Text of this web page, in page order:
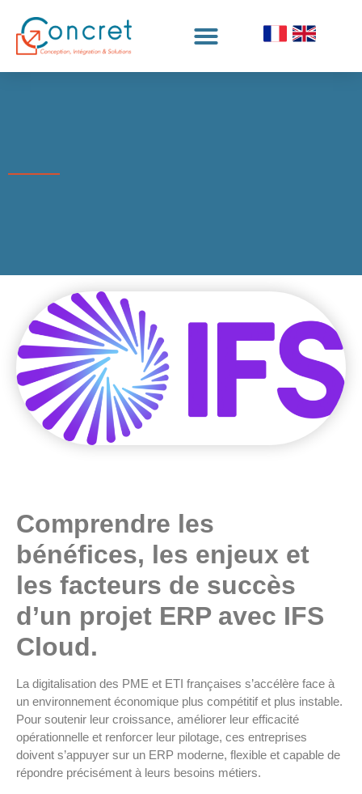
Comprendre les
bénéfices, les enjeux et
les facteurs de succès
d’un projet ERP avec IFS
Cloud.
La digitalisation des PME et ETI françaises s’accélère face à
un environnement économique plus compétitif et plus instable.
Pour soutenir leur croissance, améliorer leur efficacité
opérationnelle et renforcer leur pilotage, ces entreprises
doivent s’appuyer sur un ERP moderne, flexible et capable de
répondre précisément à leurs besoins métiers.